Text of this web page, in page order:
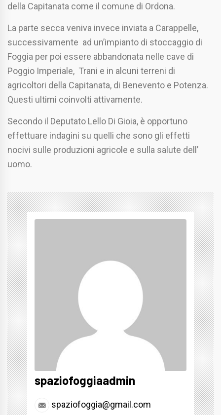
della Capitanata come il comune di Ordona.
La parte secca veniva invece inviata a Carappelle,
successivamente ad un’impianto di stoccaggio di
Foggia per poi essere abbandonata nelle cave di
Poggio Imperiale, Trani e in alcuni terreni di
agricoltori della Capitanata, di Benevento e Potenza.
Questi ultimi coinvolti attivamente.
Secondo il Deputato Lello Di Gioia, è opportuno
effettuare indagini su quelli che sono gli effetti
nocivi sulle produzioni agricole e sulla salute dell’
uomo.
spaziofoggiaadmin
spaziofoggia@gmail.com